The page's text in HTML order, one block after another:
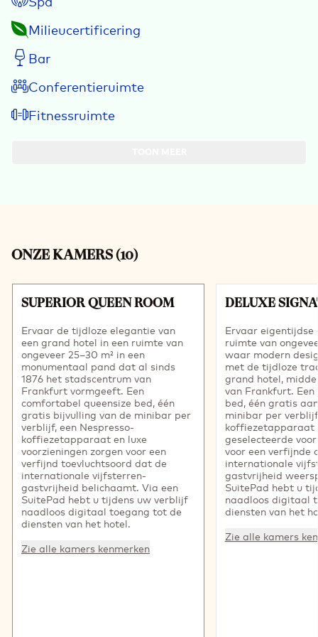
Milieucertificering
Bar
Conferentieruimte
Fitnessruimte
ONZE KAMERS(10)
SUPERIOR QUEEN ROOM
Ervaar de tijdloze elegantie van
een grand hotel in een ruimte van
ongeveer 25–30 m² in een
monumentaal pand dat al sinds
1876 het stadscentrum van
Frankfurt vormgeeft. Een
comfortabel queensize bed, één
gratis bijvulling van de minibar per
verblijf, een Nespresso-
koffiezetapparaat en luxe
voorzieningen zorgen voor een
verfijnd toevluchtsoord dat de
internationale vijfsterren-
gastvrijheid belichaamt. Via een
SuitePad hebt u tijdens uw verblijf
naadloos digitaal toegang tot de
diensten van het hotel.
Zie alle kamers kenmerken
DELUXE
Ervaar eigentijdse
ruimte van
waar modern
met de tijdloze
grand hotel,
van Frankfurt. Een
bed, één gratis
minibar per
koffiezetapparaat
geselecteerde
voor een verfijnde
internationale
gastvrijheid
SuitePad hebt u
naadloos digitaal
diensten van het
Zie alle kamers